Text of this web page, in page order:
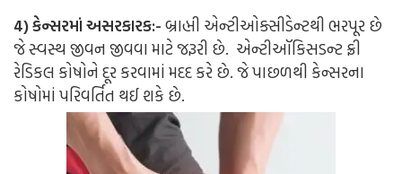
4) કેન્સરમાં અસરકારક:-બ્રાહ્મી એન્ટીઓક્સીડેન્ટથી ભરપૂર છે
જે સ્વસ્થ જીવન જીવવા માટે જરૂરી છે. એન્ટીઑકિસડન્ટ ફ્રી
રેડિકલ કોષોને દૂર કરવામાં મદદ કરે છે. જે પાછળથી કેન્સરના
કોષોમાં પરિવર્તિત થઈ શકે છે.